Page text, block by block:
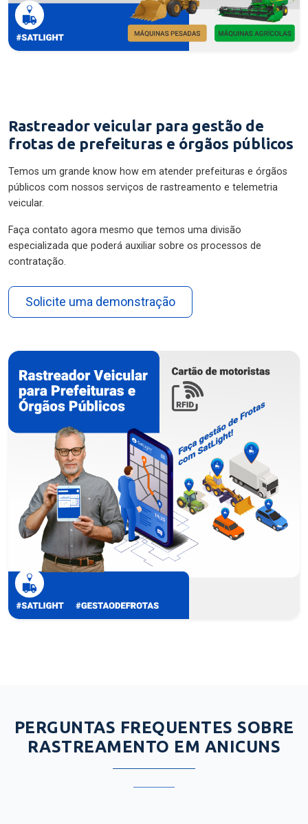
Rastreador veicular para gestão de
frotas de prefeituras e órgãos públicos
Temos um grande know how em atender prefeituras e órgãos
públicos com nossos serviços de rastreamento e telemetria
veicular.
Faça contato agora mesmo que temos uma divisão
especializada que poderá auxiliar sobre os processos de
contratação.
Solicite uma demonstração
PERGUNTAS FREQUENTES SOBRE
RASTREAMENTO EM ANICUNS